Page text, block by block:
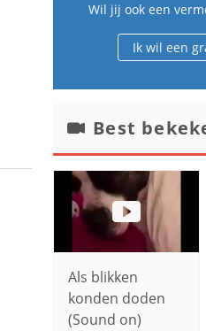
Wil jij ook een
Ik wil een
Best
Als blikken
konden doden
(Sound on)